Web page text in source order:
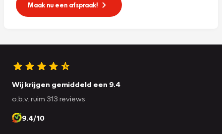
Maak nu een afspraak!
Wij krijgen gemiddeld een 9.4
o.b.v. ruim 313 reviews
9.4/10